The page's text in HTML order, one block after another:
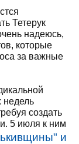
Тетерук
надеюсь,
которые
за важные
недель
создать
5 июля к ним
и